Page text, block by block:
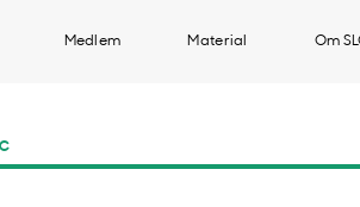
Medlem Material Om